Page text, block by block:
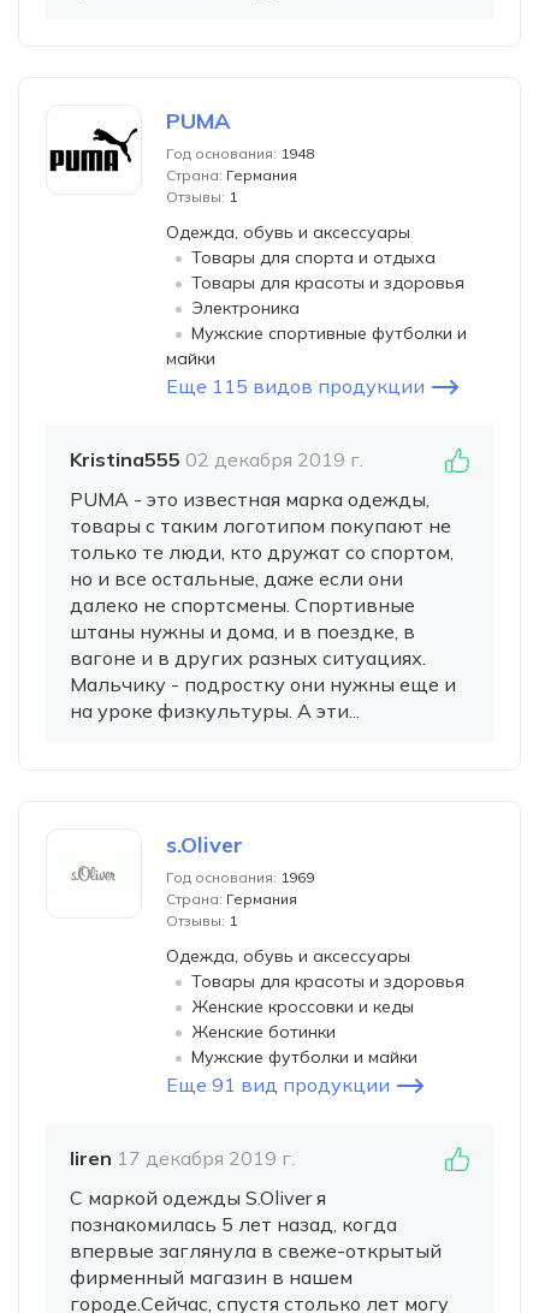
PUMA
Год основания: 1948
Страна: Германия
Отзывы: 1
Одежда, обувь и аксессуары
Товары для спорта и отдыха
Товары для красоты и здоровья
Электроника
Мужские спортивные футболки и
майки
Еще 115 видов продукции
Kristina555 02 декабря 2019 г.
PUMA - это известная марка одежды,
товары с таким логотипом покупают не
только те люди, кто дружат со спортом,
но и все остальные, даже если они
далеко не спортсмены. Спортивные
штаны нужны и дома, и в поездке, в
вагоне и в других разных ситуациях.
Мальчику - подростку они нужны еще и
на уроке физкультуры. А эти...
s.Oliver
Год основания: 1969
Страна: Германия
Отзывы: 1
Одежда, обувь и аксессуары
Товары для красоты и здоровья
Женские кроссовки и кеды
Женские ботинки
Мужские футболки и майки
Еще 91 вид продукции
liren 17 декабря 2019 г.
С маркой одежды S.Oliver я
познакомилась 5 лет назад, когда
впервые заглянула в свеже-открытый
фирменный магазин в нашем
городе.Сейчас, спустя столько лет могу